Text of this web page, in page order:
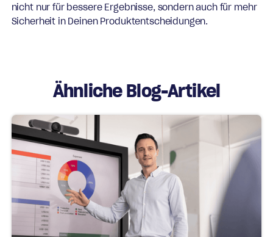
nicht nur für bessere Ergebnisse, sondern auch für mehr
Sicherheit in Deinen Produktentscheidungen.
Ähnliche Blog-Artikel